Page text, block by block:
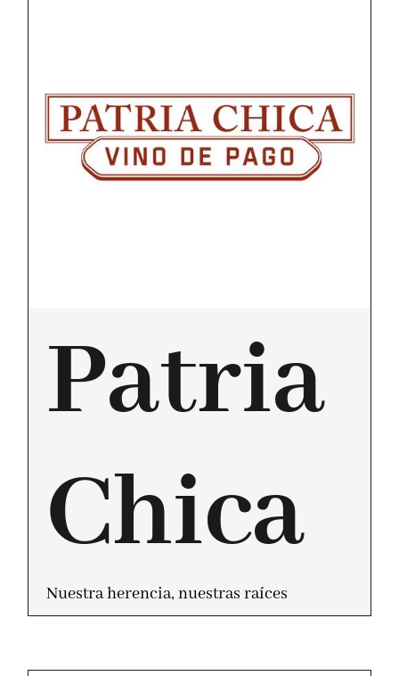
Patria
Chica
Nuestra herencia, nuestras raíces